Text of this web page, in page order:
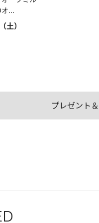
...
土）
プレゼント